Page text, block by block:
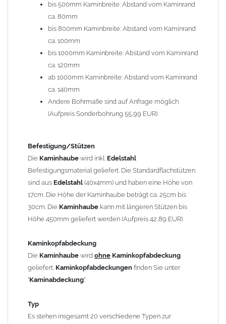
Es stehen insgesamt 20 verschiedene Typen zur Auswahl. Bitte
Auswahlfeldangeben.
Standardhauben siehe Auswahlfeld: 01 Haus,03 Welle
(unser Topseller)
Laube, 13 Schwalbe, 14 Sattel Welle, 15 Welle 90° gedreht,
17 Dach, 18 Plafond 2, 19 S-Line, 20 Pult
Typ 07 (Welle hoch) und 08 (Doppel Welle) haben einen
Aufpreis von 20% (bitte anfragen - Bestellung nicht über
Shop möglich).
Die Typen 02 (Bogen), 06 (Krempe), 09 (Pagode), 10
1,5mm hergestellt (Preis auf Anfrage = ca. 2-3-fache vom
1,5mm Standardpreis)
allgemeine Informationen:
Ab einer Kaminlängevon 1200mm werden 6
Kaminstützengeliefert.
Bei der Kombination mitWetterfahneundKaminbreite
angefertigt.
DieKaminhaubekann mitklappbaren Stützen
für 4 Stützen = 96,89 EUR, Länge ab 1200mm 6 Stützen =
145,39 EUR) geliefert werden.
Ihrem zuständigen
bis 500mm Kaminbreite: Abstand vom Kaminrand
ca. 80mm
bis 800mm Kaminbreite: Abstand vom Kaminrand
ca. 100mm
bis 1000mm Kaminbreite: Abstand vom Kaminrand
ca. 120mm
ab 1000mm Kaminbreite: Abstand vom Kaminrand
ca. 140mm
Andere Bohrmaße sind auf Anfrage möglich
(Aufpreis Sonderbohrung 55,99 EUR).
Befestigung/Stützen
Die Kaminhaube wird inkl. Edelstahl
Befestigungsmaterial geliefert. Die Standardflachstützen
sind aus Edelstahl (40x4mm) und haben eine Höhe von
17cm. Die Höhe der Kaminhaube beträgt ca. 25cm bis
30cm. Die Kaminhaube kann mit längeren Stützen bis
Höhe 450mm geliefert werden (Aufpreis 42,89 EUR).
Kaminkopfabdeckung
Die Kaminhaube wird ohne Kaminkopfabdeckung
geliefert. Kaminkopfabdeckungen finden Sie unter
"Kaminabdeckung".
Typ
Es stehen insgesamt 20 verschiedene Typen zur